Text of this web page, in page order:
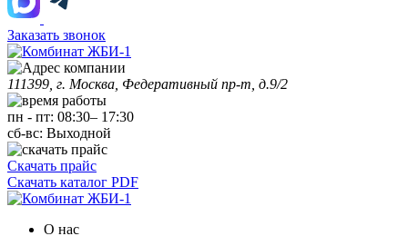
Заказать звонок
111399, г. Москва, Федеративный пр-т, д.9/2
пн - пт: 08:30– 17:30
сб-вс: Выходной
Скачать прайс
Скачать каталог PDF
О нас